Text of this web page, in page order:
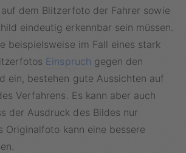
dem Blitzerfoto der Fahrer sowie
eindeutig erkennbar sein müssen.
beispielsweise im Fall eines stark
Einspruch gegen den
ein, bestehen gute Aussichten auf
Verfahrens. Es kann aber auch
der Ausdruck des Bildes nur
Originalfoto kann eine bessere